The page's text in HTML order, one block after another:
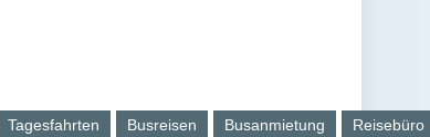
Tagesfahrten Busreisen Busanmietung Reisebüro